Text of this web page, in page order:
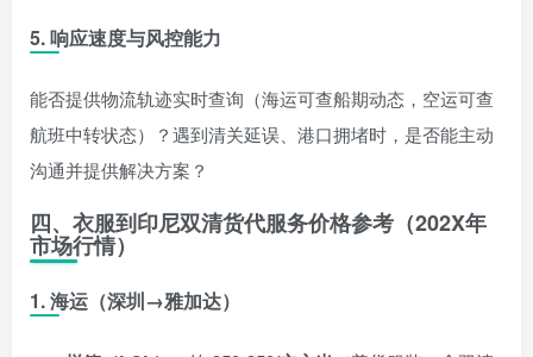
5.响应速度与风控能力
能否提供物流轨迹实时查询（海运可查船期动态，空运可查
航班中转状态）？遇到清关延误、港口拥堵时，是否能主动
沟通并提供解决方案？
四、衣服到印尼双清货代服务价格参考（202X年
市场行情）
1.海运（深圳→雅加达）